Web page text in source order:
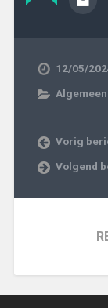
12/05/
Algemeen
Vorig
Volgend